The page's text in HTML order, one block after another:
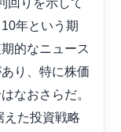
年という期
的なニュース
り、特に株価
なおさらだ。
えた投資戦略